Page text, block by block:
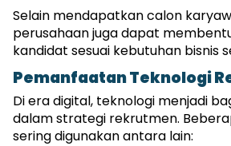
Selain mendapatkan calon
perusahaan juga dapat
kandidat sesuai kebutuhan bisnis
Pemanfaatan Teknologi
Di era digital, teknologi menjadi
dalam strategi rekrutmen.
sering digunakan antara lain: